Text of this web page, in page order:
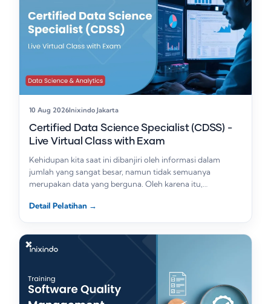
10 Aug 2026Inixindo Jakarta
Certified Data Science Specialist (CDSS) -
Live Virtual Class with Exam
Kehidupan kita saat ini dibanjiri oleh informasi dalam
jumlah yang sangat besar, namun tidak semuanya
merupakan data yang berguna. Oleh karena itu,…
Detail Pelatihan →